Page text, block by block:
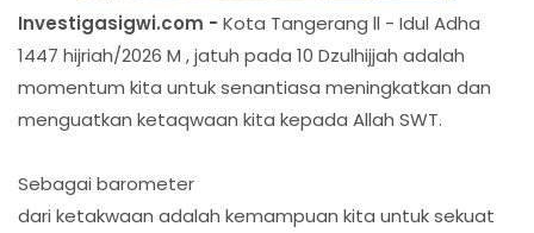
Investigasigwi.com - Kota Tangerang ll - Idul Adha
1447 hijriah/2026 M , jatuh pada 10 Dzulhijjah adalah
momentum kita untuk senantiasa meningkatkan dan
menguatkan ketaqwaan kita kepada Allah SWT.
Sebagai barometer
dari ketakwaan adalah kemampuan kita untuk sekuat